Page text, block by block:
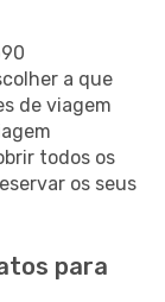
a que
de viagem
todos os
os seus
para